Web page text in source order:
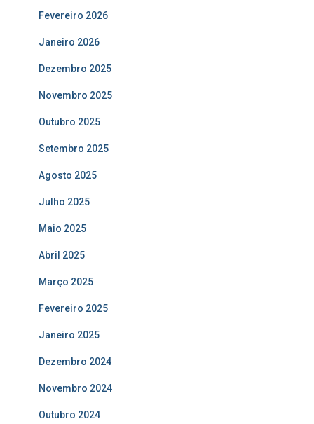
Fevereiro 2026
Janeiro 2026
Dezembro 2025
Novembro 2025
Outubro 2025
Setembro 2025
Agosto 2025
Julho 2025
Maio 2025
Abril 2025
Março 2025
Fevereiro 2025
Janeiro 2025
Dezembro 2024
Novembro 2024
Outubro 2024